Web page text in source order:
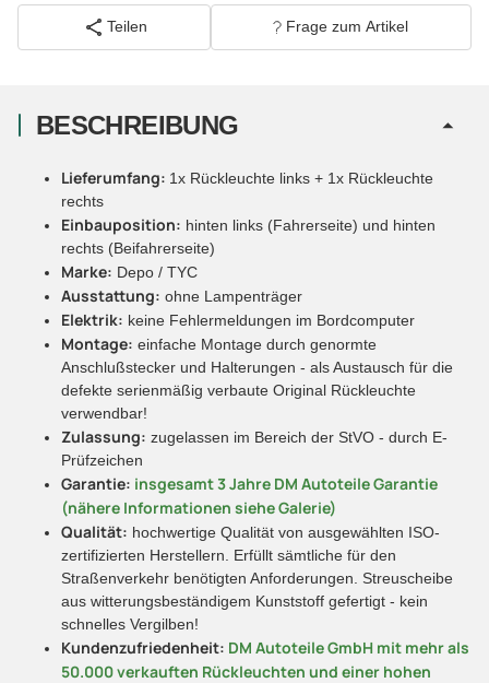
Teilen Frage zum Artikel
BESCHREIBUNG
Lieferumfang: 1x Rückleuchte links + 1x Rückleuchte
rechts
Einbauposition: hinten links (Fahrerseite) und hinten
rechts (Beifahrerseite)
Marke: Depo / TYC
Ausstattung: ohne Lampenträger
Elektrik: keine Fehlermeldungen im Bordcomputer
Montage: einfache Montage durch genormte
Anschlußstecker und Halterungen - als Austausch für die
defekte serienmäßig verbaute Original Rückleuchte
verwendbar!
Zulassung: zugelassen im Bereich der StVO - durch E-
Prüfzeichen
Garantie: insgesamt 3 Jahre DM Autoteile Garantie
(nähere Informationen siehe Galerie)
Qualität: hochwertige Qualität von ausgewählten ISO-
zertifizierten Herstellern. Erfüllt sämtliche für den
Straßenverkehr benötigten Anforderungen. Streuscheibe
aus witterungsbeständigem Kunststoff gefertigt - kein
schnelles Vergilben!
Kundenzufriedenheit: DM Autoteile GmbH mit mehr als
50.000 verkauften Rückleuchten und einer hohen